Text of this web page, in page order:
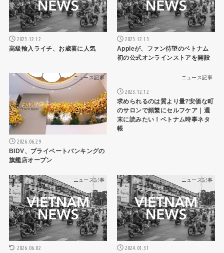
2023.12.12
高級輸入ライチ、お歳暮に人気
2023.12.13
Appleが、ファン待望のベトナム
初の公式オンラインストアを開設
ニュース記事
2026.06.29
BIDV、プライベートバンキングの
旗艦店オープン
ニュース記事
2023.12.12
求められるのは質より量?安価な町
のサロンで頻繁にセルフケア｜週
末に読みたい！ベトナム時事ネタ
帳
ニュース記事
2026.06.02
ニュース記事
2024.01.31